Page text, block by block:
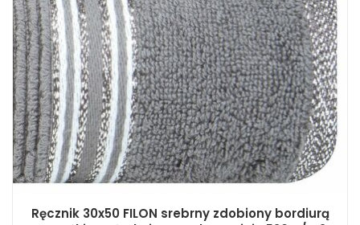
Ręcznik 30x50 FILON srebrny zdobiony bordiurą